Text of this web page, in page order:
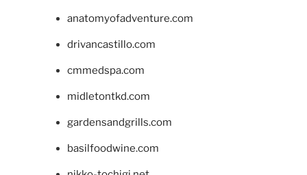
anatomyofadventure.com
drivancastillo.com
cmmedspa.com
midletontkd.com
gardensandgrills.com
basilfoodwine.com